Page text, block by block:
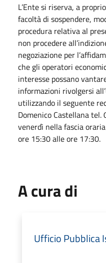
L’Ente si riserva, a
facoltà di sospendere,
procedura relativa al
non procedere
negoziazione per
che gli operatori
interesse possano
informazioni rivolgersi
utilizzando il seguente
Domenico Castellana
venerdì nella fascia
ore 15:30 alle ore 17:30.
A cura di
Ufficio Pubblica